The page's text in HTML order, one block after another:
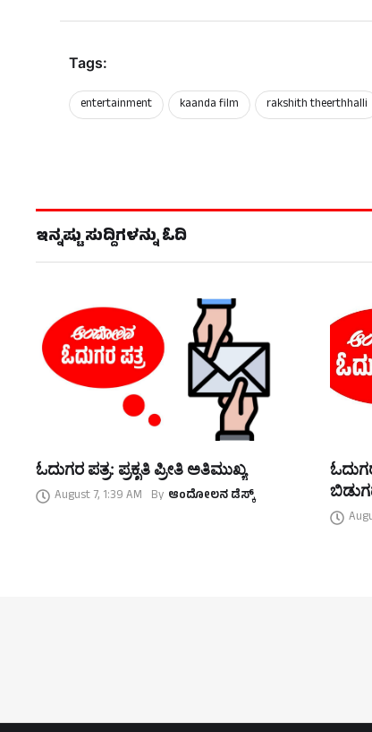
Tags:
entertainment kaanda film rakshith theerthhalli
ಇನ್ನಷ್ಟು ಸುದ್ದಿಗಳನ್ನು ಓದಿ
ಓದುಗರ ಪತ್ರ: ಪ್ರಕೃತಿ ಪ್ರೀತಿ ಅತಿಮುಖ್ಯ
August 7, 1:39 AM By ಆಂದೋಲನ ಡೆಸ್ಕ್